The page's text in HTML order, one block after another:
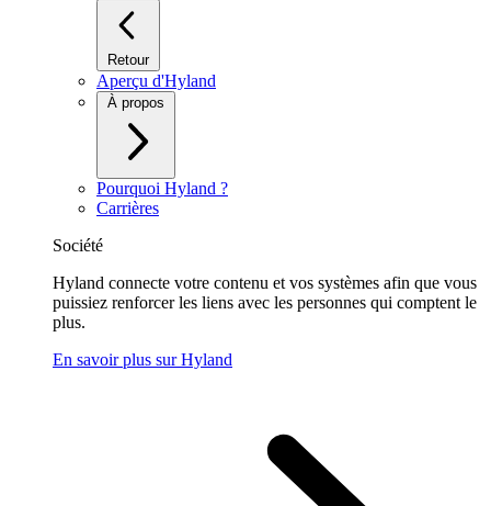
Retour
Aperçu d'Hyland
À propos
Pourquoi Hyland ?
Carrières
Société
Hyland connecte votre contenu et vos systèmes afin que vous
puissiez renforcer les liens avec les personnes qui comptent le
plus.
En savoir plus sur Hyland